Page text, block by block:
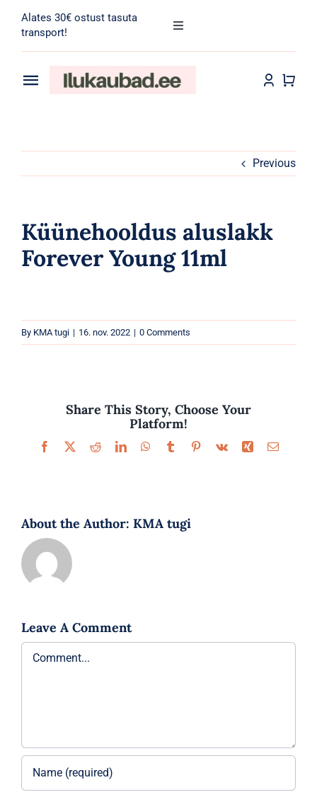
content
Alates 30€ ostust tasuta
transport!
Toggle
for:
Toggle
Meik
Parfüümid
Previous
Küünehooldus aluslakk
Forever Young 11ml
By KMA tugi | 16. nov. 2022 | 0 Comments
Share This Story, Choose Your
Platform!
Facebook
X RedditLinkedInWhatsApp
TumblrPinterest
Vk Xing Email
About the Author: KMA tugi
Leave A Comment
Comment